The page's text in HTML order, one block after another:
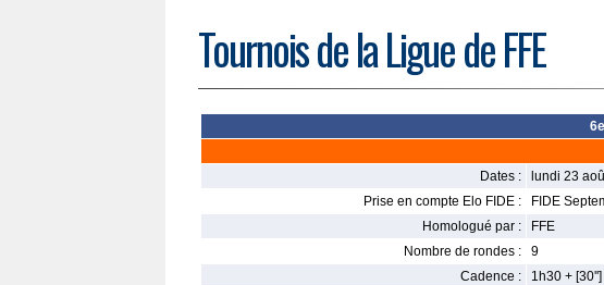
Tournois de la Ligue de FFE
Dates :
lundi 23
Prise en compte Elo FIDE :
FIDE
Homologué par :
FFE
Nombre de rondes :
9
Cadence :
1h30 + [30'']